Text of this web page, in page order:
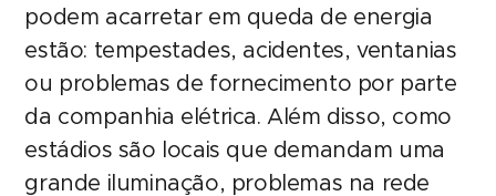
podem acarretar em queda de energia
estão: tempestades, acidentes, ventanias
ou problemas de fornecimento por parte
da companhia elétrica. Além disso, como
estádios são locais que demandam uma
grande iluminação, problemas na rede